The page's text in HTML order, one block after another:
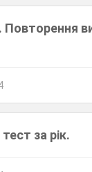
за рік.